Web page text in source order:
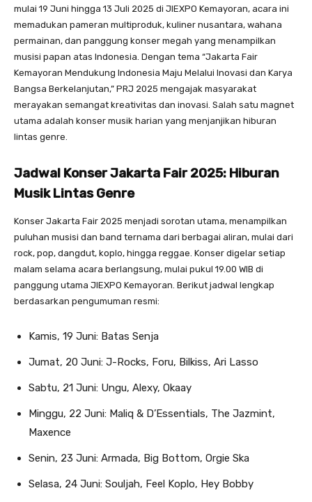
mulai 19 Juni hingga 13 Juli 2025 di JIEXPO Kemayoran, acara ini
memadukan pameran multiproduk, kuliner nusantara, wahana
permainan, dan panggung konser megah yang menampilkan
musisi papan atas Indonesia. Dengan tema “Jakarta Fair
Kemayoran Mendukung Indonesia Maju Melalui Inovasi dan Karya
Bangsa Berkelanjutan,” PRJ 2025 mengajak masyarakat
merayakan semangat kreativitas dan inovasi. Salah satu magnet
utama adalah konser musik harian yang menjanjikan hiburan
lintas genre.
Jadwal Konser Jakarta Fair 2025: Hiburan
Musik Lintas Genre
Konser Jakarta Fair 2025 menjadi sorotan utama, menampilkan
puluhan musisi dan band ternama dari berbagai aliran, mulai dari
rock, pop, dangdut, koplo, hingga reggae. Konser digelar setiap
malam selama acara berlangsung, mulai pukul 19.00 WIB di
panggung utama JIEXPO Kemayoran. Berikut jadwal lengkap
berdasarkan pengumuman resmi:
Kamis, 19 Juni: Batas Senja
Jumat, 20 Juni: J-Rocks, Foru, Bilkiss, Ari Lasso
Sabtu, 21 Juni: Ungu, Alexy, Okaay
Minggu, 22 Juni: Maliq & D’Essentials, The Jazmint,
Maxence
Senin, 23 Juni: Armada, Big Bottom, Orgie Ska
Selasa, 24 Juni: Souljah, Feel Koplo, Hey Bobby